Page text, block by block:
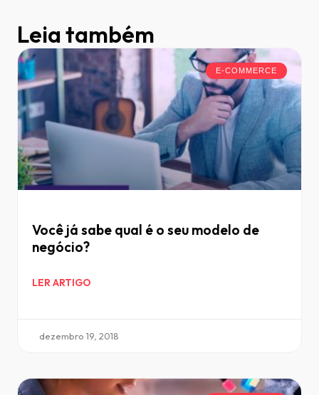
Leia também
E-COMMERCE
Você já sabe qual é o seu modelo de
negócio?
LER ARTIGO
dezembro 19, 2018